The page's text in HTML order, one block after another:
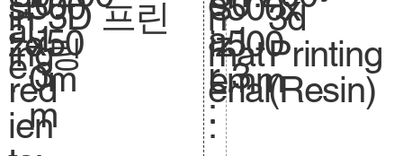
:1
3
in
ing
red
ien
al
e.
3D 프린
팅
ze
.
x50
0m
m
a
r
:
n
mat
erial
:
.
iz
e.
1
3
500
mm
3d
Printing
(Resin)